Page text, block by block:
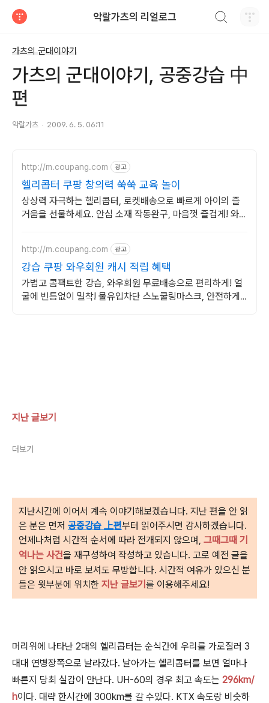
악랄가츠의 리얼로그
가츠의 군대이야기
가츠의 군대이야기, 공중강습 中
편
악랄가츠 2009. 6. 5. 06:11
http://m.coupang.com 광고
헬리콥터 쿠팡 창의력 쑥쑥 교육 놀이
상상력 자극하는 헬리콥터, 로켓배송으로 빠르게 아이의 즐
거움을 선물하세요. 안심 소재 작동완구, 마음껏 즐겁게! 와우
http://m.coupang.com 광고
강습 쿠팡 와우회원 캐시 적립 혜택
가볍고 콤팩트한 강습, 와우회원 무료배송으로 편리하게! 얼
굴에 빈틈없이 밀착! 물유입차단 스노쿨링마스크, 안전하게
지난 글보기
더보기
지난시간에 이어서 계속 이야기해보겠습니다. 지난 편을 안 읽
은 분은 먼저 공중강습 上편부터 읽어주시면 감사하겠습니다.
언제나처럼 시 간적 순서에 따라 전개되지 않으며, 그때그때 기
억나는 사건을 재구성하여 작성하고 있습니다. 고로 예전 글을
안 읽으시고 바로 보셔도 무방합니다. 시간적 여유가 있으신 분
들은 윗부분에 위치한 지난 글보기 를 이용해주세요!
머리위에 나타난 2대의 헬리콥터는 순식간에 우리를 가로질러 3
대대 연병장쪽으로 날라갔다. 날아가는 헬리콥터를 보면 얼마나
빠른지 당최 실감이 안난다. UH-60의 경우 최고 속도는 296km/
h이다. 대략 한시간에 300km를 갈 수있다. KTX 속도랑 비슷하